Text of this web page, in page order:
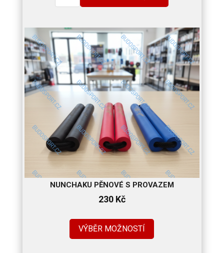
NUNCHAKU PĚNOVÉ S PROVAZEM
230 Kč
VÝBĚR MOŽNOSTÍ